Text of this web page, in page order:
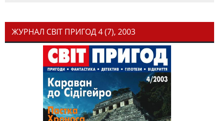
ЖУРНАЛ СВІТ ПРИГОД 4 (7), 2003